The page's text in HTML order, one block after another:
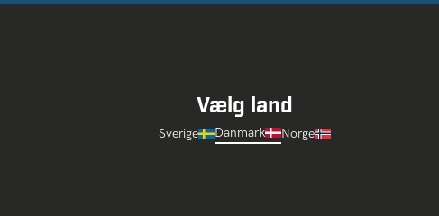
Vælg land
Sverige Danmark Norge